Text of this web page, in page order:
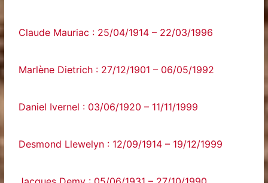
Claude Mauriac : 25/04/1914 – 22/03/1996
Marlène Dietrich : 27/12/1901 – 06/05/1992
Daniel Ivernel : 03/06/1920 – 11/11/1999
Desmond Llewelyn : 12/09/1914 – 19/12/1999